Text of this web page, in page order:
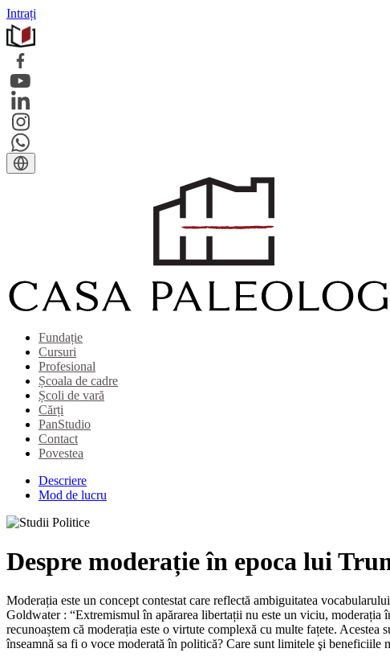
Intrați
Fundație
Cursuri
Profesional
Școala de cadre
Școli de vară
Cărți
PanStudio
Contact
Povestea
Descriere
Mod de lucru
Despre moderație în epoca lui
Moderația este un concept contestat care reflectă ambiguitatea
Goldwater : “Extremismul în apărarea libertații nu este un viciu,
recunoaștem că moderația este o virtute complexă cu multe fațete.
înseamnă sa fi o voce moderată în politică? Care sunt limitele şi